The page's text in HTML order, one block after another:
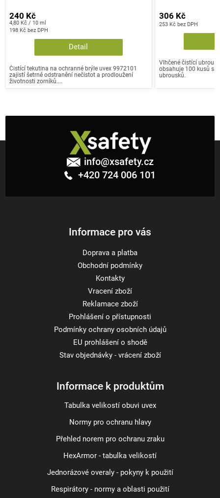
198 Kč bez DPH
240 Kč
Měrná
cena:
4,80 Kč / 10 ml
Detail
Čistící tekutina na ochranné brýle uvex 9972101
zajistí šetrné odstranění nečistot a prodloužení
životnosti zorníků....
253 Kč bez DPH
306 Kč
Vlhčené čistící
obsahuje 100 kusů
ubrousků.
info@xsafety.cz
+420 724 006 101
Informace pro vás
Doprava a platba
Obchodní podmínky
Kontakty
Vracení zboží
Reklamace zboží
Prohlášení o přístupnosti
Podmínky ochrany osobních údajů
EU prohlášení o shodě
Stav objednávky - vrácení zboží
Informace k produktům
Tabulka velikostí obuvi uvex
Normy pro ochranu hlavy
Přehled norem pro ochranu zraku
HexArmor - tabulka velikostí
Jednorázové overaly - pokyny k použití
Respirátory - normy a oblasti použití